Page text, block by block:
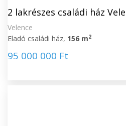
2 lakrészes családi ház
Velence
Eladó családi ház, 156 m2
95 000 000 Ft